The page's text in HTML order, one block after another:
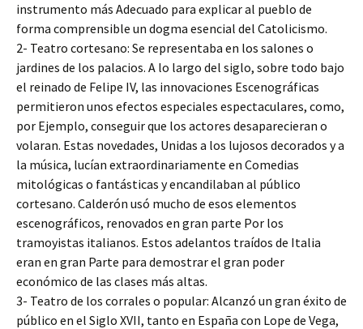
instrumento más Adecuado para explicar al pueblo de
forma comprensible un dogma esencial del Catolicismo.
2- Teatro cortesano: Se representaba en los salones o
jardines de los palacios. A lo largo del siglo, sobre todo bajo
el reinado de Felipe IV, las innovaciones Escenográficas
permitieron unos efectos especiales espectaculares, como,
por Ejemplo, conseguir que los actores desaparecieran o
volaran. Estas novedades, Unidas a los lujosos decorados y a
la música, lucían extraordinariamente en Comedias
mitológicas o fantásticas y encandilaban al público
cortesano. Calderón usó mucho de esos elementos
escenográficos, renovados en gran parte Por los
tramoyistas italianos. Estos adelantos traídos de Italia
eran en gran Parte para demostrar el gran poder
económico de las clases más altas.
3- Teatro de los corrales o popular: Alcanzó un gran éxito de
público en el Siglo XVII, tanto en España con Lope de Vega,